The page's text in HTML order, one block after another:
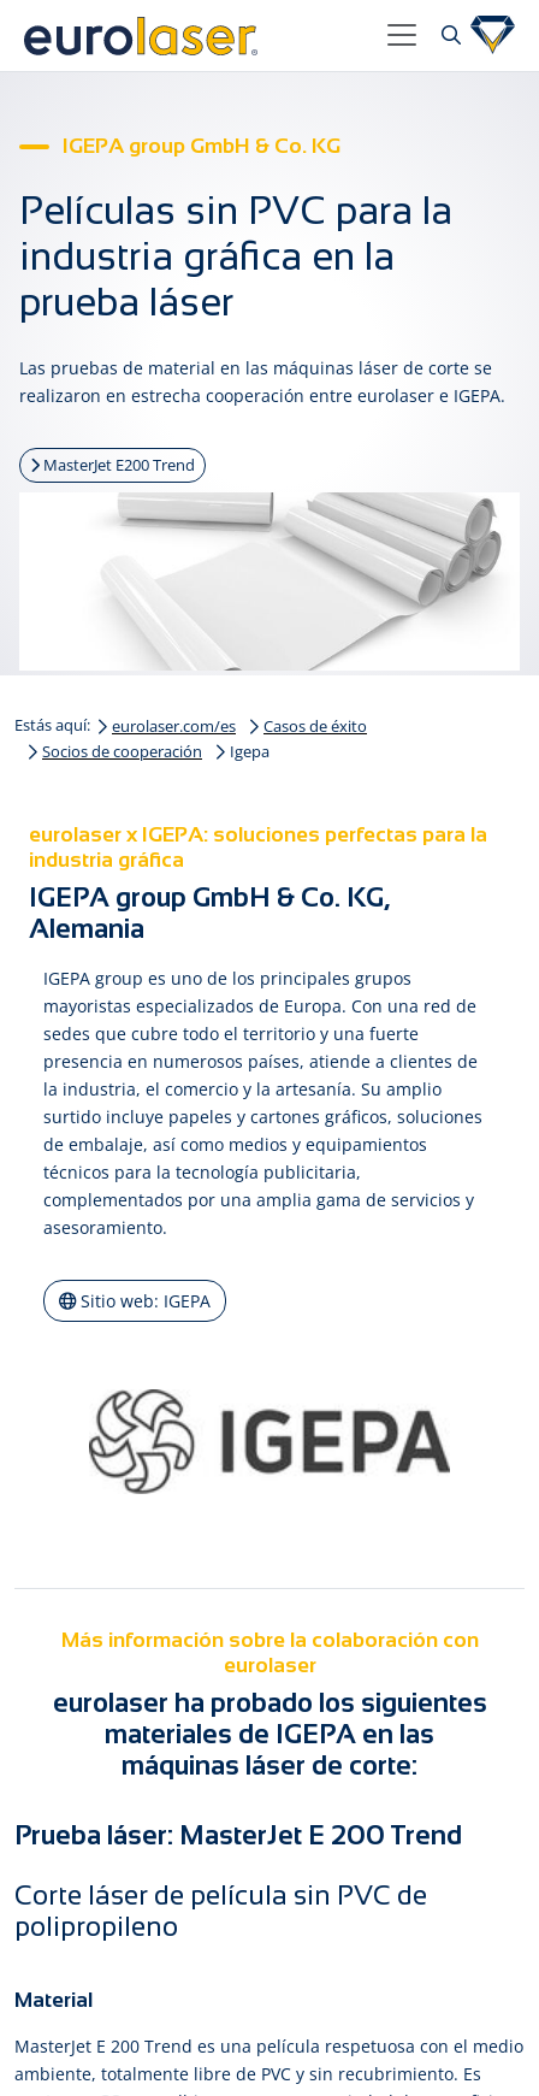
IGEPA group GmbH & Co. KG
Películas sin PVC para la
industria gráfica en la
prueba láser
Las pruebas de material en las máquinas láser de corte se
realizaron en estrecha cooperación entre eurolaser e IGEPA.
MasterJet E200 Trend
Estás aquí: eurolaser.com/es
Casos de éxito
Socios de cooperación
Igepa
eurolaser x IGEPA: soluciones perfectas para la
industria gráfica
IGEPA group GmbH & Co. KG,
Alemania
IGEPA group es uno de los principales grupos
mayoristas especializados de Europa. Con una red de
sedes que cubre todo el territorio y una fuerte
presencia en numerosos países, atiende a clientes de
la industria, el comercio y la artesanía. Su amplio
surtido incluye papeles y cartones gráficos, soluciones
de embalaje, así como medios y equipamientos
técnicos para la tecnología publicitaria,
complementados por una amplia gama de servicios y
asesoramiento.
Sitio web: IGEPA
Más información sobre la colaboración con
eurolaser
eurolaser ha probado los siguientes
materiales de IGEPA en las
máquinas láser de corte:
Prueba láser: MasterJet E 200 Trend
Corte láser de película sin PVC de
polipropileno
Material
MasterJet E 200 Trend es una película respetuosa con el medio
ambiente, totalmente libre de PVC y sin recubrimiento. Es